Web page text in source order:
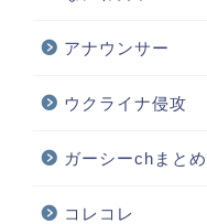
アナウンサー
ウクライナ侵攻
ガーシーchまとめ
コレコレ